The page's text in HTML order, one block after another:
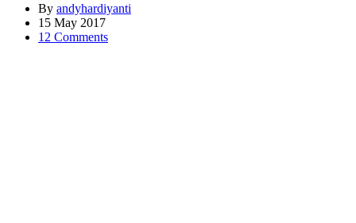
By andyhardiyanti
15 May 2017
12 Comments